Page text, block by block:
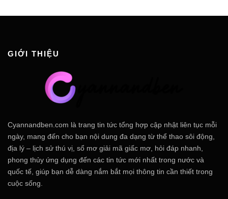
GIỚI THIỆU
Cyannandben.com là trang tin tức tổng hợp cập nhật liên tục mỗi
ngày, mang đến cho bạn nội dung đa dạng từ thể thao sôi động,
địa lý – lịch sử thú vị, sổ mơ giải mã giấc mơ, hỏi đáp nhanh,
phong thủy ứng dụng đến các tin tức mới nhất trong nước và
quốc tế, giúp bạn dễ dàng nắm bắt mọi thông tin cần thiết trong
cuộc sống.